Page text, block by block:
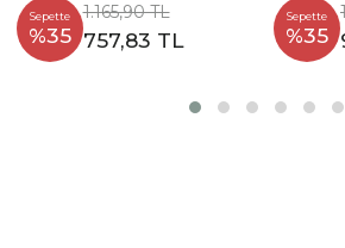
Sepette
%35
1.165,90 TL
757,83 TL
Sepette
%35